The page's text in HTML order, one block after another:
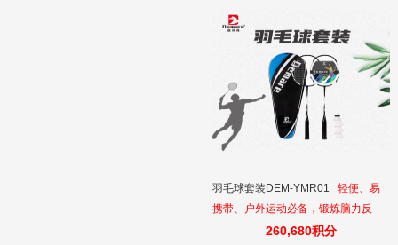
羽毛球套装DEM-YMR01
轻便、易
携带、户外运动必备，锻炼脑力反
应，易于身心健康260,680积分